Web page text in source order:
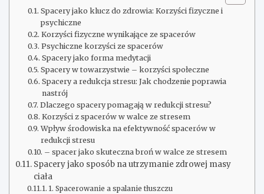
Spacery jako klucz do zdrowia: Korzyści fizyczne i
psychiczne
Korzyści fizyczne wynikające ze spacerów
Psychiczne korzyści ze spacerów
Spacery jako forma medytacji
Spacery w towarzystwie – korzyści społeczne
Spacery a redukcja stresu: Jak chodzenie poprawia
nastrój
Dlaczego spacery pomagają w redukcji stresu?
Korzyści z spacerów w walce ze stresem
Wpływ środowiska na efektywność spacerów w
redukcji stresu
– spacer jako skuteczna broń w walce ze stresem
Spacery jako sposób na utrzymanie zdrowej masy
ciała
1. Spacerowanie a spalanie tłuszczu